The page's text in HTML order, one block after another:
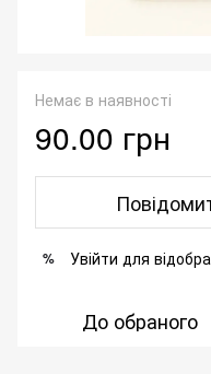
Немає в наявності
90.00 грн
% Увійти для
До обраного